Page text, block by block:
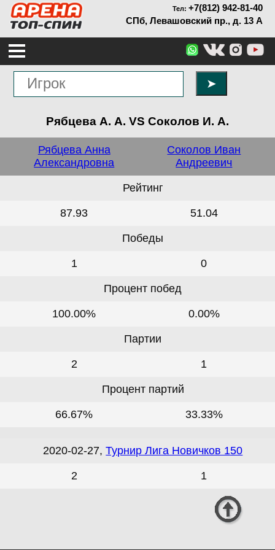
Тел: +7(812) 942-81-40
СПб, Левашовский пр., д. 13 А
➤
Рябцева А. А. VS Соколов И. А.
Рябцева Анна
Александровна
Соколов Иван
Андреевич
Рейтинг
87.93 51.04
Победы
1 0
Процент побед
100.00% 0.00%
Партии
2 1
Процент партий
66.67% 33.33%
2020-02-27,Турнир Лига Новичков 150
2 1